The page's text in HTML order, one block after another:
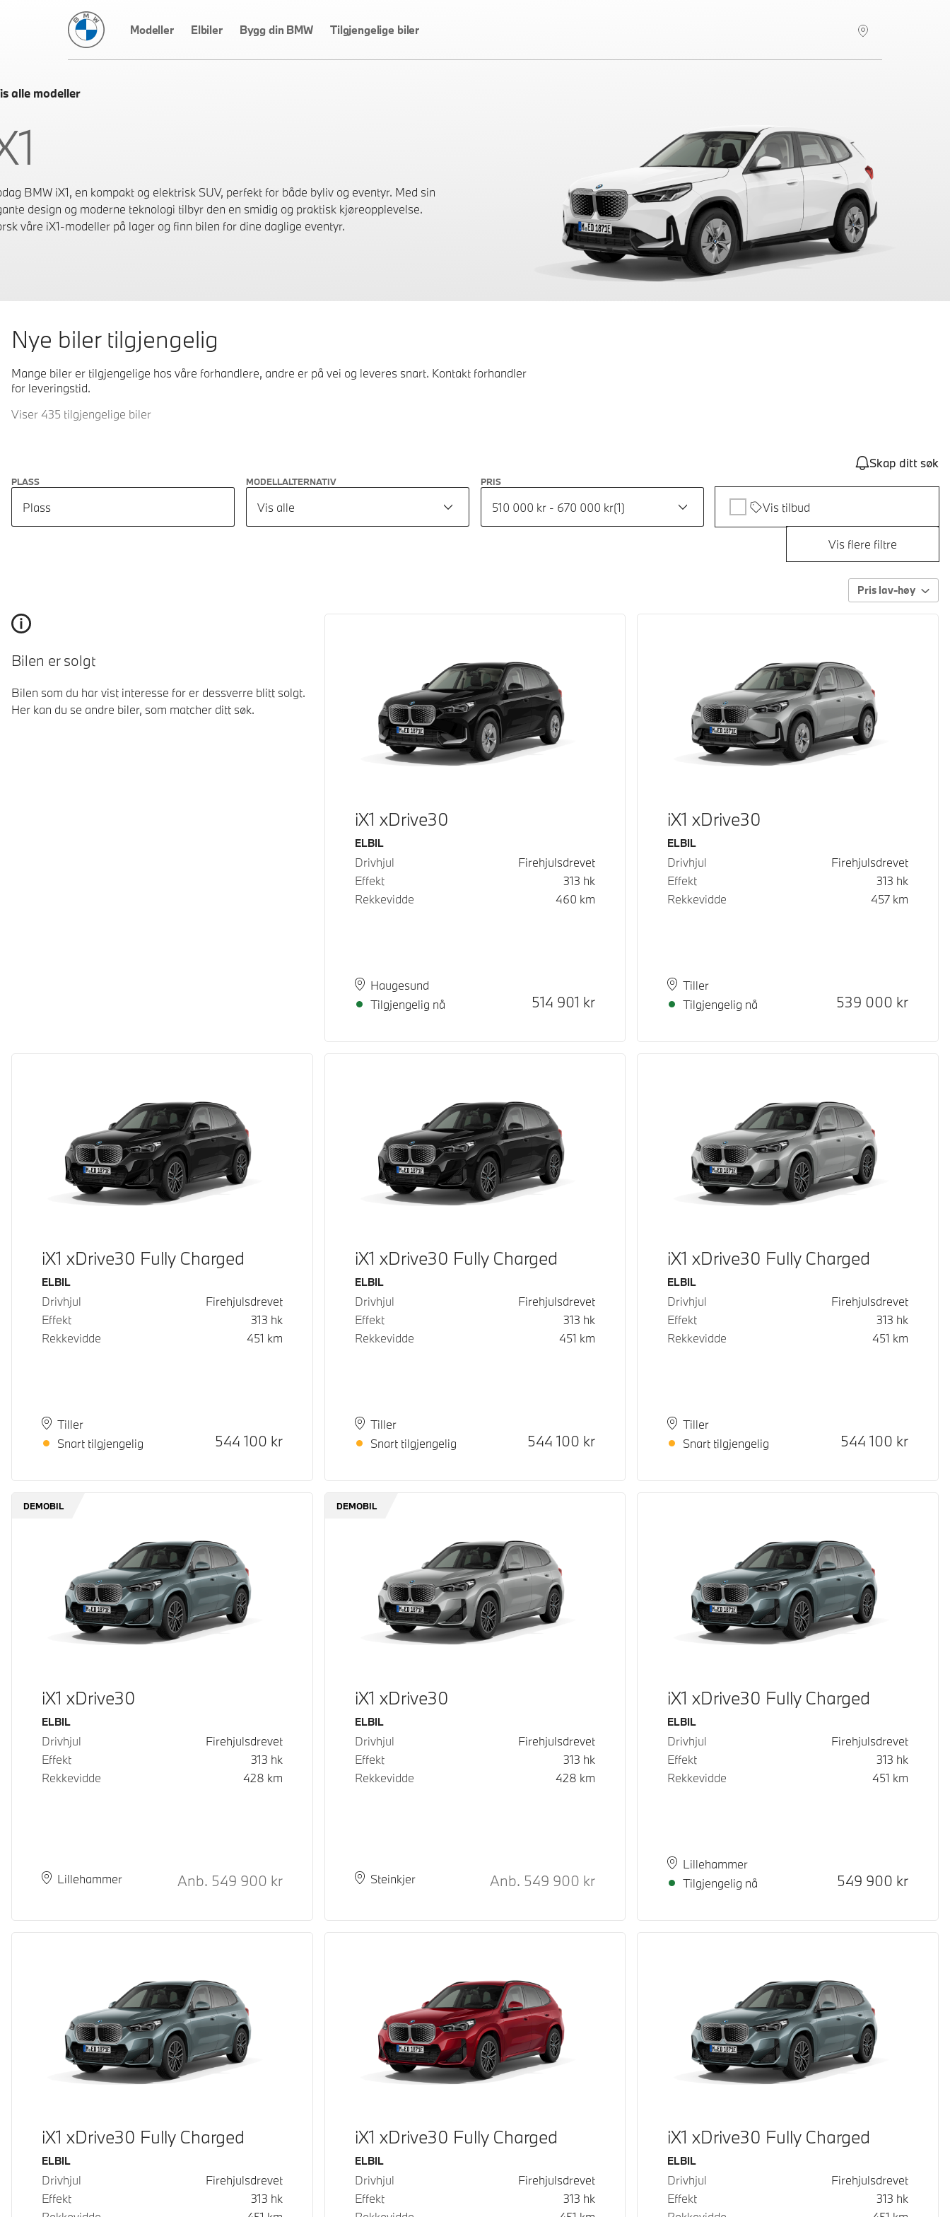
BMW Norge
Modeller Elbiler Bygg din BMW Tilgjengelige biler
alle modeller
BMW iX1, en kompakt og elektrisk SUV, perfekt for både byliv og eventyr. Med sin
design og moderne teknologi tilbyr den en smidig og praktisk kjøreopplevelse.
våre iX1-modeller på lager og finn bilen for dine daglige eventyr.
Nye biler tilgjengelig
Mange biler er tilgjengelige hos våre forhandlere, andre er på vei og leveres snart. Kontakt forhandler
for leveringstid.
Viser 435 tilgjengelige biler
Skap ditt søk
PLASS
Plass
MODELLALTERNATIV
Vis alle
PRIS
510 000 kr - 670 000 kr(1) Vis tilbud
Vis flere filtre
Pris lav-høy
Bilen er solgt
Bilen som du har vist interesse for er dessverre blitt solgt.
Her kan du se andre biler, som matcher ditt søk.
iX1 xDrive30
Drivstoff
ELBIL
Drivhjul
Firehjulsdrevet
Effekt
313 hk
Rekkevidde
460 km
PlassHaugesund
Leveringstid
Tilgjengelig nå
Kontantpris
514 901 kr
iX1 xDrive30
Drivstoff
ELBIL
Drivhjul
Firehjulsdrevet
Effekt
313 hk
Rekkevidde
457 km
PlassTiller
Leveringstid
Tilgjengelig nå
Kontantpris
539 000 kr
iX1 xDrive30 Fully Charged
Drivstoff
ELBIL
Drivhjul
Firehjulsdrevet
Effekt
313 hk
Rekkevidde
451 km
PlassTiller
Leveringstid
Snart tilgjengelig
Kontantpris
544 100 kr
iX1 xDrive30 Fully Charged
Drivstoff
ELBIL
Drivhjul
Firehjulsdrevet
Effekt
313 hk
Rekkevidde
451 km
PlassTiller
Leveringstid
Snart tilgjengelig
Kontantpris
544 100 kr
iX1 xDrive30 Fully Charged
Drivstoff
ELBIL
Drivhjul
Firehjulsdrevet
Effekt
313 hk
Rekkevidde
451 km
PlassTiller
Leveringstid
Snart tilgjengelig
Kontantpris
544 100 kr
DEMOBIL
iX1 xDrive30
Drivstoff
ELBIL
Drivhjul
Firehjulsdrevet
Effekt
313 hk
Rekkevidde
428 km
PlassLillehammer
Leveringstid Kontantpris
Anb. 549 900 kr
DEMOBIL
iX1 xDrive30
Drivstoff
ELBIL
Drivhjul
Firehjulsdrevet
Effekt
313 hk
Rekkevidde
428 km
PlassSteinkjer
Leveringstid Kontantpris
Anb. 549 900 kr
iX1 xDrive30 Fully Charged
Drivstoff
ELBIL
Drivhjul
Firehjulsdrevet
Effekt
313 hk
Rekkevidde
451 km
PlassLillehammer
Leveringstid
Tilgjengelig nå
Kontantpris
549 900 kr
iX1 xDrive30 Fully Charged
Drivstoff
ELBIL
Drivhjul
Firehjulsdrevet
Effekt
313 hk
iX1 xDrive30 Fully Charged
Drivstoff
ELBIL
Drivhjul
Firehjulsdrevet
Effekt
313 hk
iX1 xDrive30 Fully Charged
Drivstoff
ELBIL
Drivhjul
Firehjulsdrevet
Effekt
313 hk